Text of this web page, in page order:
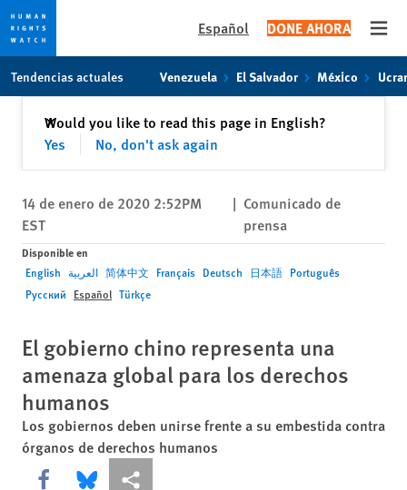
content
Español DONE AHORA
Tendencias actuales Venezuela El Salvador México
Would you like to read this page in English?
Yes
No, don't ask again
✕Cerrar
14 de enero de 2020 2:52PM
EST
| Comunicado de
prensa
Disponible en
English العربية 简体中文 Français Deutsch 日本語 Português
Русский Español Türkçe
El gobierno chino representa una
amenaza global para los derechos
humanos
Los gobiernos deben unirse frente a su embestida contra
órganos de derechos humanos
Share this via Facebook
Share this via Bluesky
Share this via Compartir